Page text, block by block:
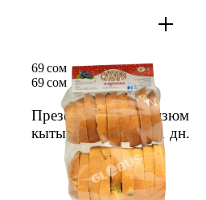
Презент Сладости изюм
кытырактары 200г 1 дн.
69 сом
69 сом